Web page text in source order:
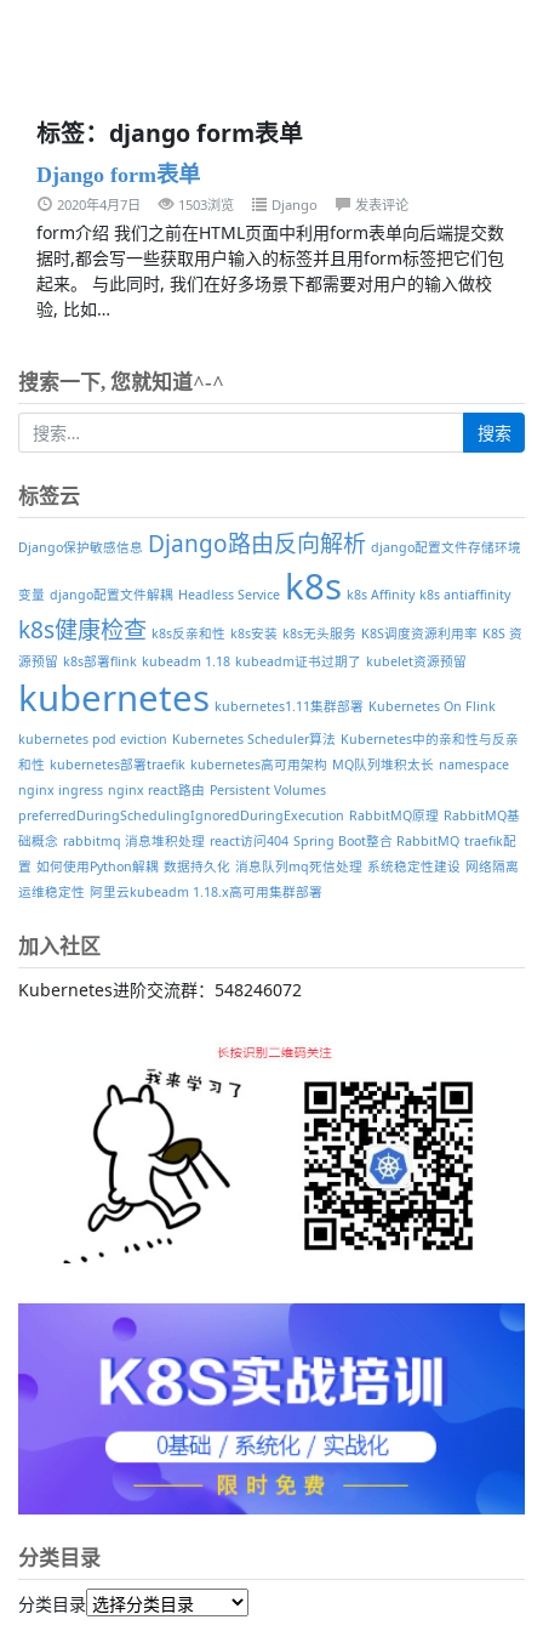
标签：django form表单
Django form表单
2020年4月7日 1503浏览 Django 发表评论
form介绍 我们之前在HTML页面中利用form表单向后端提交数
据时,都会写一些获取用户输入的标签并且用form标签把它们包
起来。 与此同时, 我们在好多场景下都需要对用户的输入做校
验, 比如…
搜索一下, 您就知道^-^
标签云
Django保护敏感信息 Django路由反向解析 django配置文件存储环境
变量 django配置文件解耦 Headless Service k8s k8s Affinity k8s antiaffinity
k8s健康检查 k8s反亲和性 k8s安装 k8s无头服务 K8S调度资源利用率 K8S 资
源预留 k8s部署flink kubeadm 1.18 kubeadm证书过期了 kubelet资源预留
kubernetes kubernetes1.11集群部署 Kubernetes On Flink
kubernetes pod eviction Kubernetes Scheduler算法 Kubernetes中的亲和性与反亲
和性 kubernetes部署traefik kubernetes高可用架构 MQ队列堆积太长 namespace
nginx ingress nginx react路由 Persistent Volumes
preferredDuringSchedulingIgnoredDuringExecution RabbitMQ原理 RabbitMQ基
础概念 rabbitmq 消息堆积处理 react访问404 Spring Boot整合 RabbitMQ traefik配
置 如何使用Python解耦 数据持久化 消息队列mq死信处理 系统稳定性建设 网络隔离
运维稳定性 阿里云kubeadm 1.18.x高可用集群部署
加入社区
Kubernetes进阶交流群：548246072
分类目录
分类目录